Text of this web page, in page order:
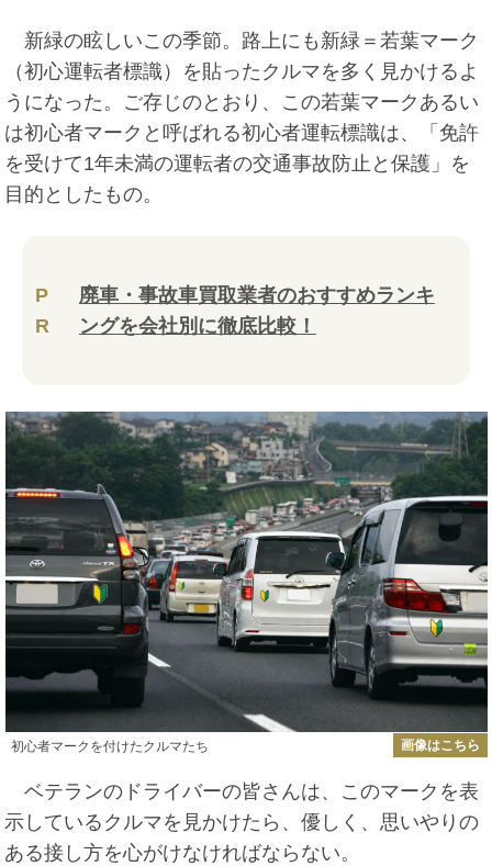
新緑の眩しいこの季節。路上にも新緑＝若葉マーク
（初心運転者標識）を貼ったクルマを多く見かけるよ
うになった。ご存じのとおり、この若葉マークあるい
は初心者マークと呼ばれる初心者運転標識は、「免許
を受けて1年未満の運転者の交通事故防止と保護」を
目的としたもの。
P
R
廃車・事故車買取業者のおすすめランキ
ングを会社別に徹底比較！
初心者マークを付けたクルマたち 画像はこちら
ベテランのドライバーの皆さんは、このマークを表
示しているクルマを見かけたら、優しく、思いやりの
ある接し方を心がけなければならない。